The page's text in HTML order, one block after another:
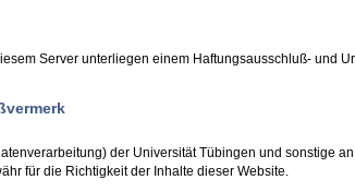
Server unterliegen einem Haftungsausschluß- und
der Universität Tübingen und sonstige
für die Richtigkeit der Inhalte dieser Website.